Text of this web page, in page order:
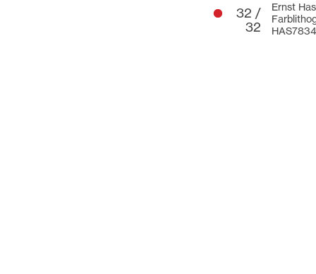
32 /
32
Ernst
HAS7834